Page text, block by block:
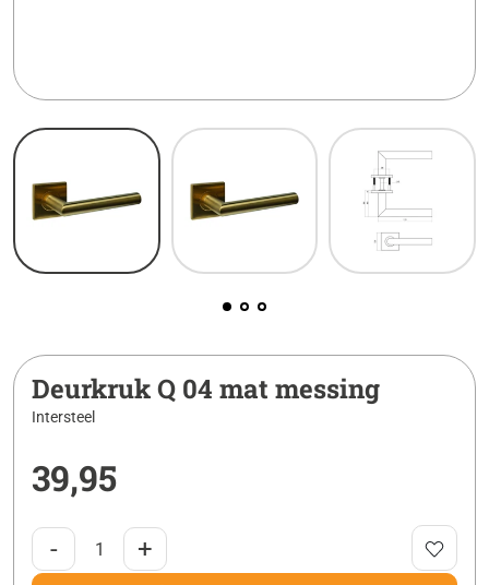
Deurkruk Q 04 mat messing
Intersteel
39,95
- +